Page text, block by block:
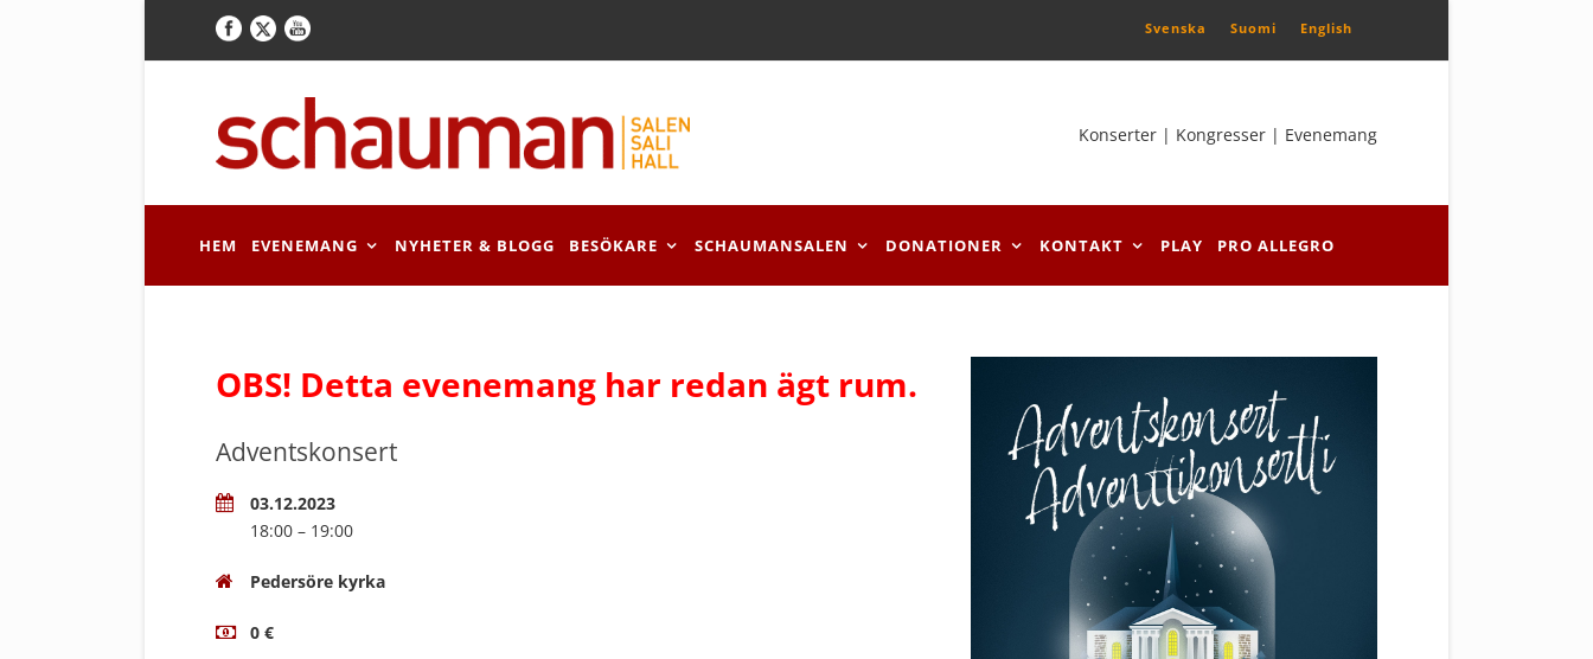
Svenska Suomi English
Konserter | Kongresser | Evenemang
HEM EVENEMANG NYHETER & BLOGG BESÖKARE SCHAUMANSALEN DONATIONER KONTAKT PLAY PRO ALLEGRO
OBS! Detta evenemang har redan ägt rum.
Adventskonsert
03.12.2023
18:00 – 19:00
Pedersöre kyrka
0 €